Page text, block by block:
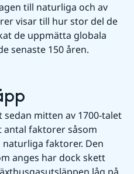
till naturliga och av
visar till hur stor del de
de uppmätta globala
senaste 150 åren.
mitten av 1700-talet
faktorer såsom
faktorer. Den
anges har dock skett